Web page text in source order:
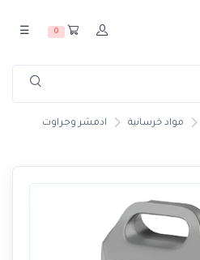
0
☰
مواد خرسانية
ادمشر وجراوت